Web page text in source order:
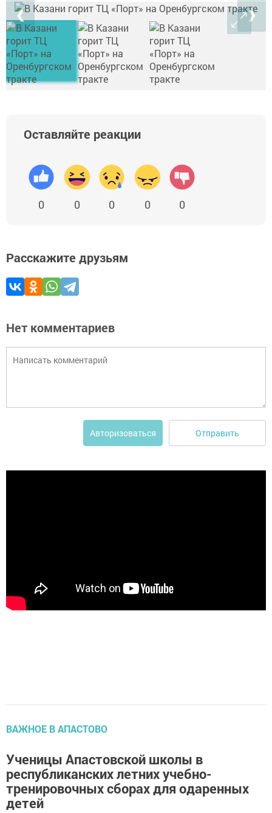
❮ ❯
Оставляйте реакции
0 0 0 0 0
Расскажите друзьям
Нет комментариев
Авторизоваться Отправить
ВАЖНОЕ В АПАСТОВО
Ученицы Апастовской школы в
республиканских летних учебно-
тренировочных сборах для одаренных
детей